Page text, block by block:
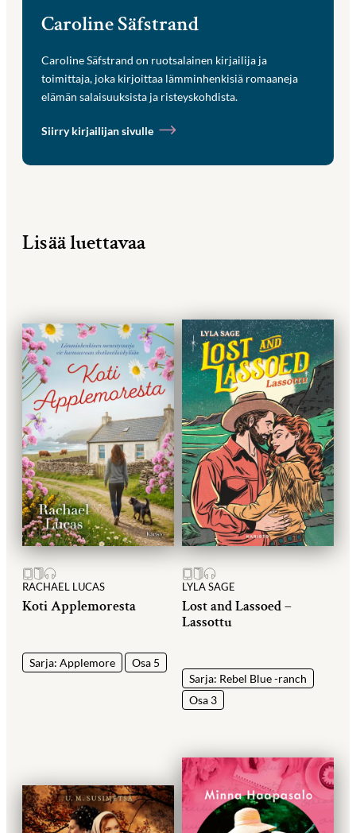
Caroline Säfstrand
Caroline Säfstrand on ruotsalainen kirjailija ja
toimittaja, joka kirjoittaa lämminhenkisiä romaaneja
elämän salaisuuksista ja risteyskohdista.
Siirry kirjailijan sivulle
Lisää luettavaa
RACHAEL LUCAS
Koti Applemoresta
Sarja: Applemore Osa 5
LYLA SAGE
Lost and Lassoed –
Lassottu
Sarja: Rebel Blue -ranch
Osa 3